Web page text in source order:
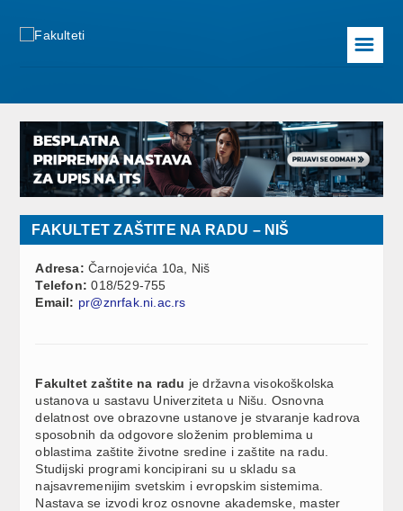
☰
FAKULTET ZAŠTITE NA RADU – NIŠ
Adresa:Čarnojevića 10a, Niš
Telefon:018/529-755
Email: pr@znrfak.ni.ac.rs
Fakultet zaštite na radu je državna visokoškolska
ustanova u sastavu Univerziteta u Nišu. Osnovna
delatnost ove obrazovne ustanove je stvaranje kadrova
sposobnih da odgovore složenim problemima u
oblastima zaštite životne sredine i zaštite na radu.
Studijski programi koncipirani su u skladu sa
najsavremenijim svetskim i evropskim sistemima.
Nastava se izvodi kroz osnovne akademske, master